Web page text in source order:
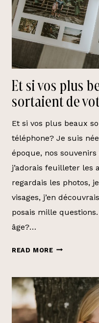
Et si vos plus
sortaient de
Et si vos plus beaux
téléphone? Je suis
époque, nos
j’adorais feuilleter les
regardais les photos,
visages, j’en
posais mille questions.
âge?…
READ MOREET
PLUS
BEAUX
SOUVENIRS
SORTAIENT